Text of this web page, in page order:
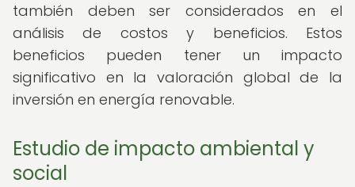
también deben ser considerados en el
análisis de costos y beneficios. Estos
beneficios pueden tener un impacto
significativo en la valoración global de la
inversión en energía renovable.
Estudio de impacto ambiental y
social